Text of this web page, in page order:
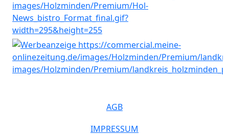
AGB
IMPRESSUM